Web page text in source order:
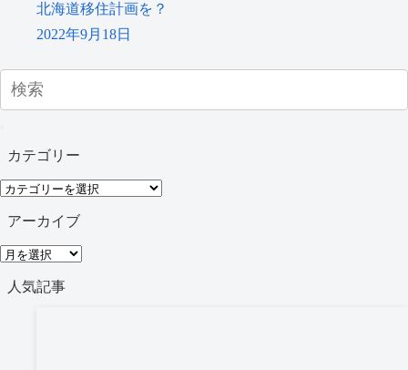
北海道移住計画を？
2022年9月18日
カテゴリー
カ
テ
リ
ー
アーカイブ
ア
人気記事